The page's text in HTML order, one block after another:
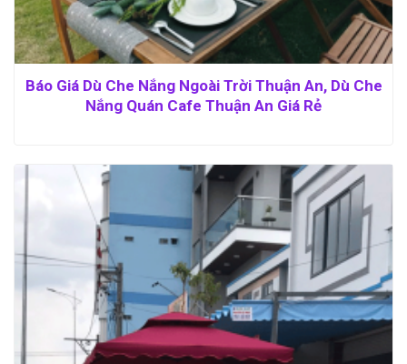
Báo Giá Dù Che Nắng Ngoài Trời Thuận An, Dù Che
Nắng Quán Cafe Thuận An Giá Rẻ